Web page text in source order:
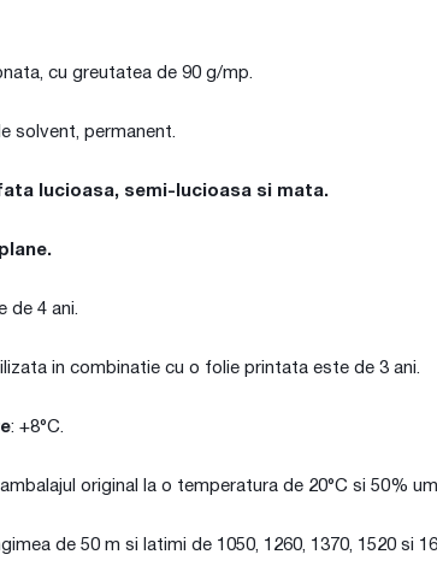
cu greutatea de 90 g/mp.
solvent, permanent.
lucioasa, semi-lucioasa si mata.
de 4 ani.
in combinatie cu o folie printata este de 3 ani.
: +8°C.
original la o temperatura de 20°C si 50%
de 50 m si latimi de 1050, 1260, 1370, 1520 si